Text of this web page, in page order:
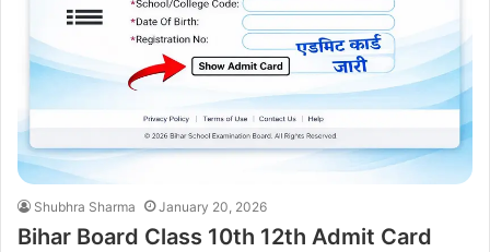
Shubhra Sharma January 20, 2026
Bihar Board Class 10th 12th Admit Card